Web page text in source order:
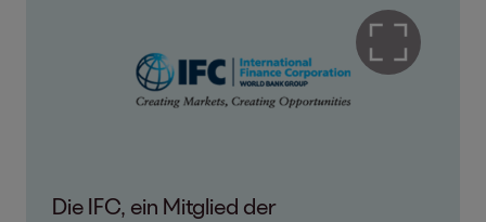
Die IFC, ein Mitglied der